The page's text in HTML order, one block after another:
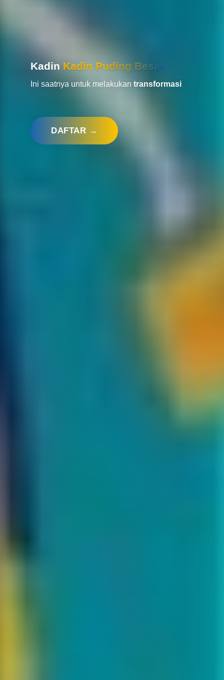
Kadin Kadin Puding Besar
Ini saatnya untuk melakukantransformasi
DAFTAR →